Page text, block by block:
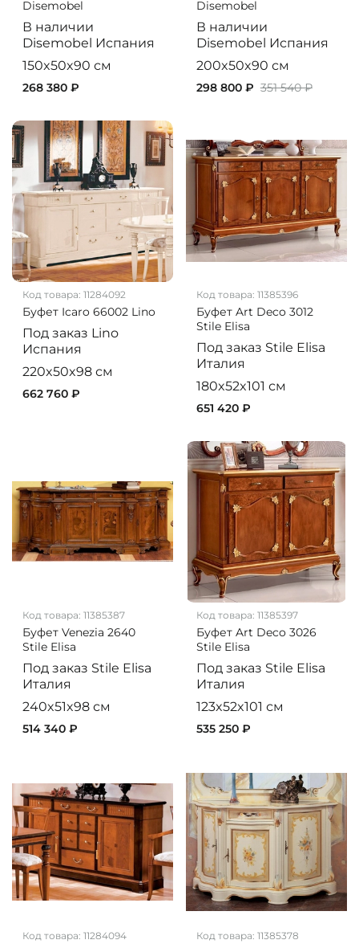
Disemobel
В наличии
Disemobel Испания
150x50x90 см
268 380 ₽
Disemobel
В наличии
Disemobel Испания
200x50x90 см
298 800 ₽ 351 540 ₽
Код товара: 11284092
Буфет Icaro 66002 Lino
Под заказ Lino
Испания
220x50x98 см
662 760 ₽
Код товара: 11385396
Буфет Art Deco 3012
Stile Elisa
Под заказ Stile Elisa
Италия
180x52x101 см
651 420 ₽
Код товара: 11385387
Буфет Venezia 2640
Stile Elisa
Под заказ Stile Elisa
Италия
240x51x98 см
514 340 ₽
Код товара: 11385397
Буфет Art Deco 3026
Stile Elisa
Под заказ Stile Elisa
Италия
123x52x101 см
535 250 ₽
Код товара: 11284094 Код товара: 11385378